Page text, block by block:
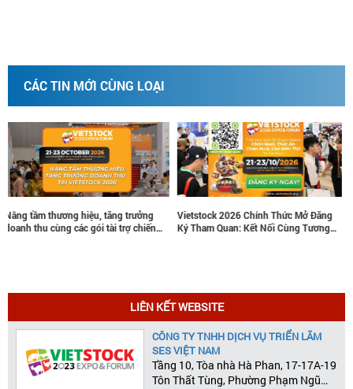
CÁC TIN MỚI CÙNG LOẠI
Vietstock 2026 Chính Thức Mở Đăng
Ký Tham Quan: Kết Nối Cùng Tương
Gian hàng giới thiệu VINARUHA và Hội
thảo “Ứng dụng các công nghệ vào
LIÊN KẾT WEBSITE
CÔNG TY TNHH DỊCH VỤ TRIỂN LÃM
SES VIỆT NAM
Tầng 10, Tòa nhà Hà Phan, 17-17A-19
Tôn Thất Tùng, Phường Phạm Ngũ